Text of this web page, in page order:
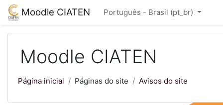
Ir para o conteúdo principal
Moodle CIATEN Português - Brasil ‎(pt_br)‎
Moodle CIATEN
Página inicial Páginas do site Avisos do site